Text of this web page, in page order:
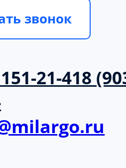
звонок
21-418